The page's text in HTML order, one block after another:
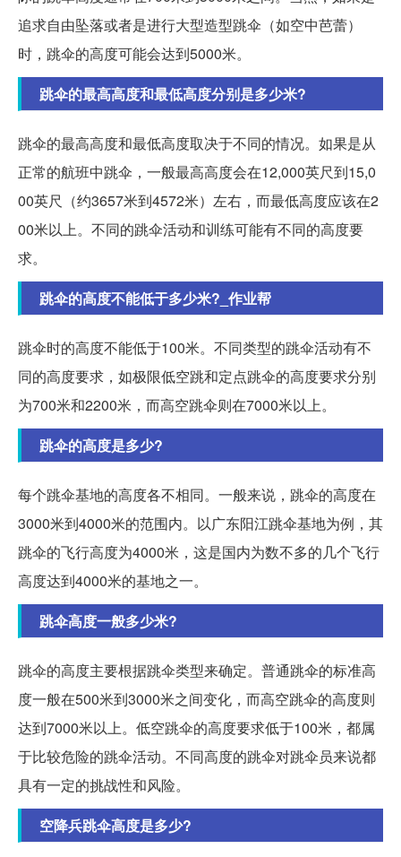
追求自由坠落或者是进行大型造型跳伞（如空中芭蕾）
时，跳伞的高度可能会达到5000米。
跳伞的最高高度和最低高度分别是多少米?
跳伞的最高高度和最低高度取决于不同的情况。如果是从
正常的航班中跳伞，一般最高高度会在12,000英尺到15,0
00英尺（约3657米到4572米）左右，而最低高度应该在2
00米以上。不同的跳伞活动和训练可能有不同的高度要
求。
跳伞的高度不能低于多少米?_作业帮
跳伞时的高度不能低于100米。不同类型的跳伞活动有不
同的高度要求，如极限低空跳和定点跳伞的高度要求分别
为700米和2200米，而高空跳伞则在7000米以上。
跳伞的高度是多少?
每个跳伞基地的高度各不相同。一般来说，跳伞的高度在
3000米到4000米的范围内。以广东阳江跳伞基地为例，其
跳伞的飞行高度为4000米，这是国内为数不多的几个飞行
高度达到4000米的基地之一。
跳伞高度一般多少米?
跳伞的高度主要根据跳伞类型来确定。普通跳伞的标准高
度一般在500米到3000米之间变化，而高空跳伞的高度则
达到7000米以上。低空跳伞的高度要求低于100米，都属
于比较危险的跳伞活动。不同高度的跳伞对跳伞员来说都
具有一定的挑战性和风险。
空降兵跳伞高度是多少?